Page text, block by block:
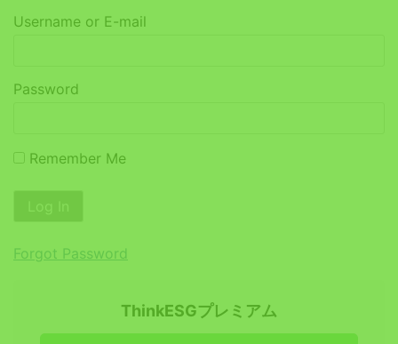
Username or E-mail
Password
Remember Me
Forgot Password
ThinkESGプレミアム